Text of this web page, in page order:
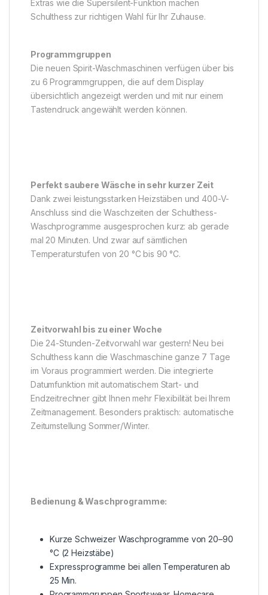
Extras wie die Supersilent-Funktion machen
Schulthess zur richtigen Wahl für Ihr Zuhause.
Programmgruppen
Die neuen Spirit-Waschmaschinen verfügen über bis
zu 6 Programmgruppen, die auf dem Display
übersichtlich angezeigt werden und mit nur einem
Tastendruck angewählt werden können.
Perfekt saubere Wäsche in sehr kurzer Zeit
Dank zwei leistungsstarken Heizstäben und 400-V-
Anschluss sind die Waschzeiten der Schulthess-
Waschprogramme ausgesprochen kurz: ab gerade
mal 20 Minuten. Und zwar auf sämtlichen
Temperaturstufen von 20 °C bis 90 °C.
Zeitvorwahl bis zu einer Woche
Die 24-Stunden-Zeitvorwahl war gestern! Neu bei
Schulthess kann die Waschmaschine ganze 7 Tage
im Voraus programmiert werden. Die integrierte
Datumfunktion mit automatischem Start- und
Endzeitrechner gibt Ihnen mehr Flexibilität bei Ihrem
Zeitmanagement. Besonders praktisch: automatische
Zeitumstellung Sommer/Winter.
Bedienung & Waschprogramme:
Kurze Schweizer Waschprogramme von 20–90
°C (2 Heizstäbe)
Expressprogramme bei allen Temperaturen ab
25 Min.